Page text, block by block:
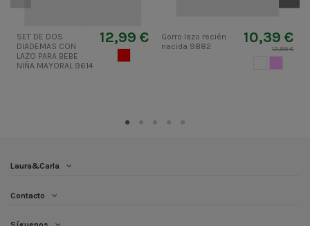
SET DE DOS
DIADEMAS CON
LAZO PARA BEBE
NIÑA MAYORAL 9614
12,99 €
Gorro lazo recién
nacida 9882
10,39 €
12,99 €
Laura&Carla
Contacto